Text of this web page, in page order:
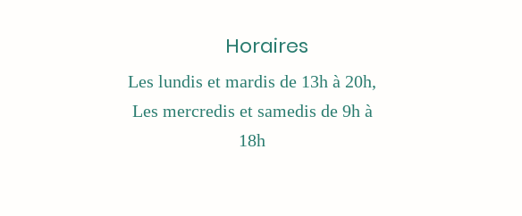
Horaires
Les lundis et mardis de 13h à 20h,
Les mercredis et samedis de 9h à
18h